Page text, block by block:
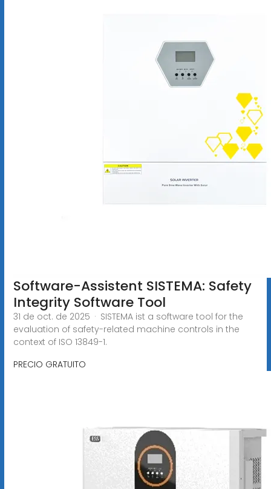
Software-Assistent SISTEMA: Safety
Integrity Software Tool
31 de oct. de 2025 · SISTEMA ist a software tool for the
evaluation of safety-related machine controls in the
context of ISO 13849-1.
PRECIO GRATUITO